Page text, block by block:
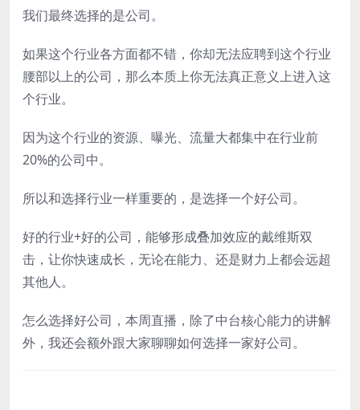
我们最终选择的是公司。
如果这个行业各方面都不错，你却无法应聘到这个行业
腰部以上的公司，那么本质上你无法真正意义上进入这
个行业。
因为这个行业的资源、曝光、流量大都集中在行业前
20%的公司中。
所以和选择行业一样重要的，是选择一个好公司。
好的行业+好的公司，能够形成叠加效应的戴维斯双
击，让你快速成长，无论在能力、还是财力上都会远超
其他人。
怎么选择好公司，本周直播，除了中台核心能力的讲解
外，我还会额外跟大家聊聊如何选择一家好公司。